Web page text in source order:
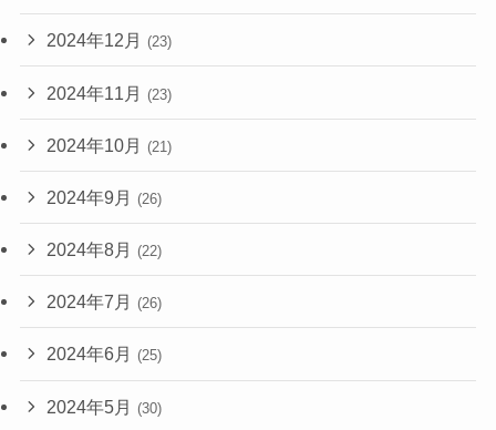
2024年12月 (23)
2024年11月 (23)
2024年10月 (21)
2024年9月 (26)
2024年8月 (22)
2024年7月 (26)
2024年6月 (25)
2024年5月 (30)